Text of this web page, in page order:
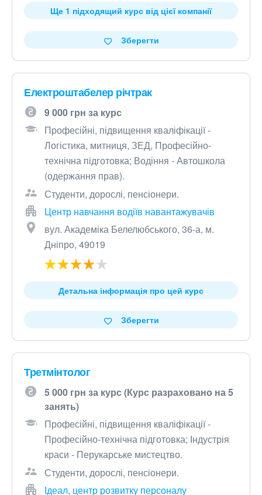
Ще 1 підходящий курс від цієї компанії
Зберегти
Електроштабелер річтрак
9 000 грн за курс
Професійні, підвищення кваліфікації -
Логістика, митниця, ЗЕД, Професійно-
технічна підготовка; Водіння - Автошкола
(одержання прав).
Студенти, дорослі, пенсіонери.
Центр навчання водіїв навантажувачів
вул. Академіка Белелюбського, 36-а, м.
Дніпро, 49019
Детальна інформація про цей курс
Зберегти
Третмінтолог
5 000 грн за курс (Курс разраховано на 5
занять)
Професійні, підвищення кваліфікації -
Професійно-технічна підготовка; Індустрія
краси - Перукарське мистецтво.
Студенти, дорослі, пенсіонери.
Ідеал, центр розвитку персоналу